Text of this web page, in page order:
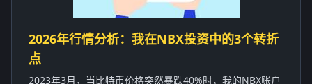
2026年行情分析：我在NBX投资中的3个转折
点
2023年3月，当比特币价格突然暴跌40%时，我的NBX账户